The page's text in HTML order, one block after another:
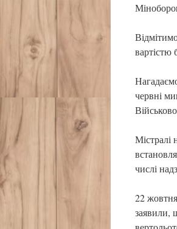
вартістю
червні
Містралі
числі
22
заявили,